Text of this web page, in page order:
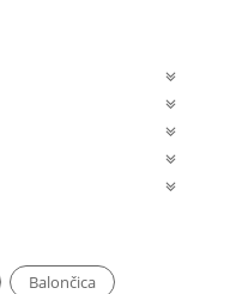
Balončica